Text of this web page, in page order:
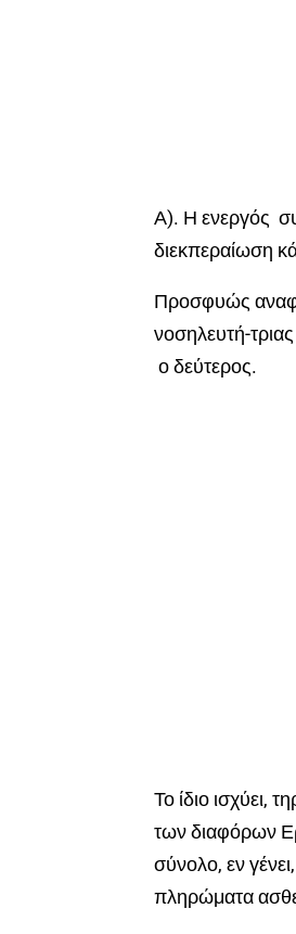
Α). Η ενεργός
διεκπεραίωση
Προσφυώς
νοσηλευτή-
ο δεύτερος.
Το ίδιο ισχύει,
των διαφόρων
σύνολο, εν
πληρώματα